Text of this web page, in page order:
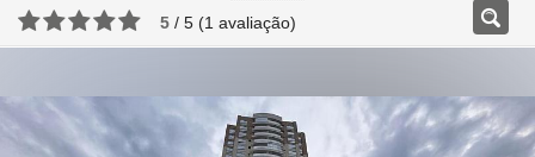
5 / 5 (1 avaliação)